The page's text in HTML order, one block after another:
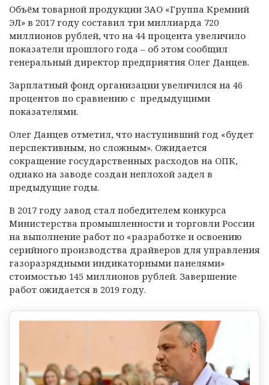
Объём товарной продукции ЗАО «Группа Кремний
ЭЛ» в 2017 году составил три миллиарда 720
миллионов рублей, что на 44 процента увеличило
показатели прошлого года – об этом сообщил
генеральный директор предприятия Олег Данцев.
Зарплатный фонд организации увеличился на 46
процентов по сравнению с предыдущими
показателями.
Олег Данцев отметил, что наступивший год «будет
перспективным, но сложным». Ожидается
сокращение государственных расходов на ОПК,
однако на заводе создан неплохой задел в
предыдущие годы.
В 2017 году завод стал победителем конкурса
Министерства промышленности и торговли России
на выполнение работ по «разработке и освоению
серийного производства драйверов для управления
газоразрядными индикаторными панелями»
стоимостью 145 миллионов рублей. Завершение
работ ожидается в 2019 году.